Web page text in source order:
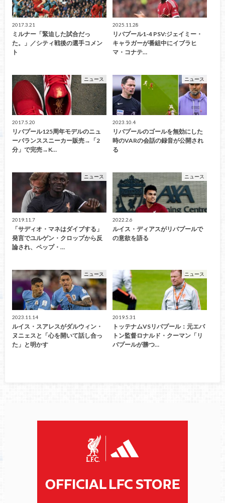
2017.3.21
ミルナー「緊迫した試合だっ
た。」／シティ戦後の選手コメン
ト
2025.11.28
リバプール1-4 PSV:ジェイミー・
キャラガーが番組中にイブラヒ
マ・コナテ…
ニュース
2017.5.20
リバプール125周年モデルのニュ
ーバランススニーカー販売→「2
分」で完売→K…
ニュース
2023.10.4
リバプールのゴールを無効にした
時のVARの会話の録音が公開され
る
ニュース
2019.11.7
「サディオ・マネはダイブする」
発言でユルゲン・クロップから反
論され、ペップ・…
ニュース
2022.2.6
ルイス・ディアスがリバプールで
の意欲を語る
ニュース
2023.11.14
ルイス・スアレスがダルウィン・
ヌニェスと「心を開いて話し合っ
た」と明かす
ニュース
2019.5.31
トッテナムVSリバプール：元エバ
トン監督ロナルド・クーマン「リ
バプールが勝つ…